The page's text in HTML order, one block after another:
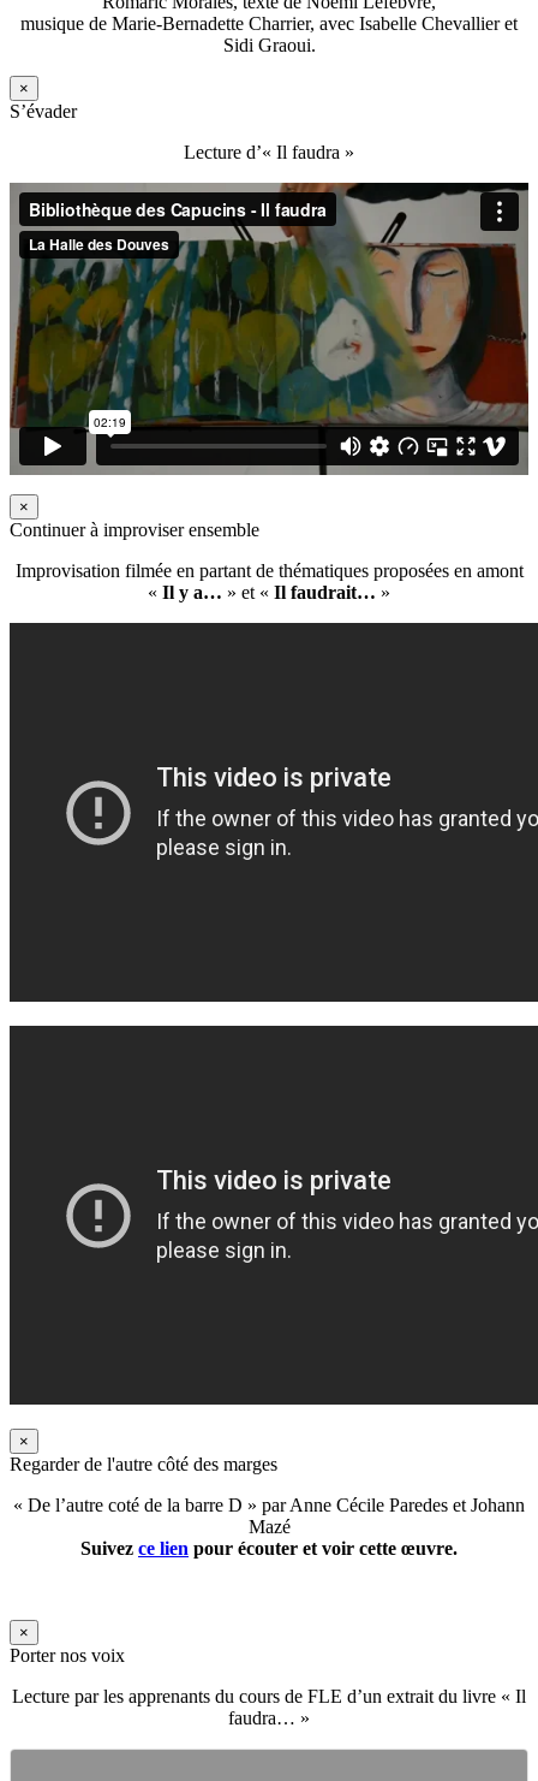
musique de Marie-Bernadette Charrier, avec Isabelle Chevallier et
Sidi Graoui.
×
S’évader
Lecture d’« Il faudra »
×
Continuer à improviser ensemble
Improvisation filmée en partant de thématiques proposées en amont
« Il y a… » et « Il faudrait… »
×
Regarder de l'autre côté des marges
« De l’autre coté de la barre D » par Anne Cécile Paredes et Johann
Mazé
Suivez ce lien pour écouter et voir cette œuvre.
×
Porter nos voix
Lecture par les apprenants du cours de FLE d’un extrait du livre « Il
faudra… »